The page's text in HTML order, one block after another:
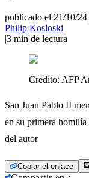
publicado el 21/10/24|
Philip Kosloski
|3 min de lectura
Crédito: AFP
San Juan Pablo II
en su primera homilía
del autor
Copiar el enlace